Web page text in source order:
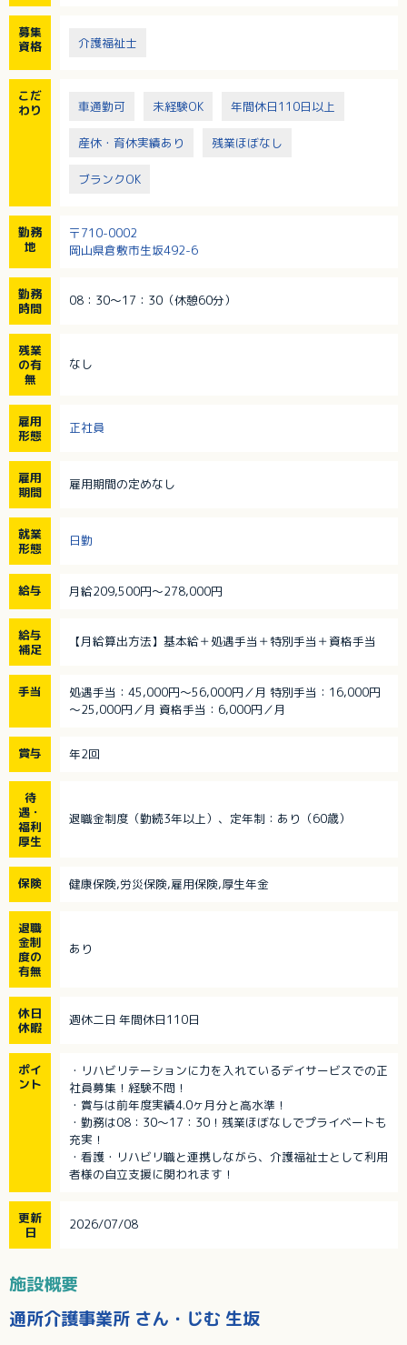
募集
資格
介護福祉士
こだ
わり
車通勤可 未経験OK 年間休日110日以上
産休・育休実績あり 残業ほぼなし
ブランクOK
勤務
地
〒710-0002
岡山県倉敷市生坂492-6
勤務
時間
08：30～17：30（休憩60分）
残業
の有
無
なし
雇用
形態
正社員
雇用
期間
雇用期間の定めなし
就業
形態
日勤
給与 月給209,500円～278,000円
給与
補足
【月給算出方法】基本給＋処遇手当＋特別手当＋資格手当
手当
処遇手当：45,000円～56,000円／月 特別手当：16,000円
～25,000円／月 資格手当：6,000円／月
賞与 年2回
待
遇・
福利
厚生
退職金制度（勤続3年以上）、定年制：あり（60歳）
保険 健康保険,労災保険,雇用保険,厚生年金
退職
金制
度の
有無
あり
休日
休暇
週休二日 年間休日110日
ポイ
ント
・リハビリテーションに力を入れているデイサービスでの正
社員募集！経験不問！
・賞与は前年度実績4.0ヶ月分と高水準！
・勤務は08：30～17：30！残業ほぼなしでプライベートも
充実！
・看護・リハビリ職と連携しながら、介護福祉士として利用
者様の自立支援に関われます！
更新
日
2026/07/08
施設概要
通所介護事業所 さん・じむ 生坂